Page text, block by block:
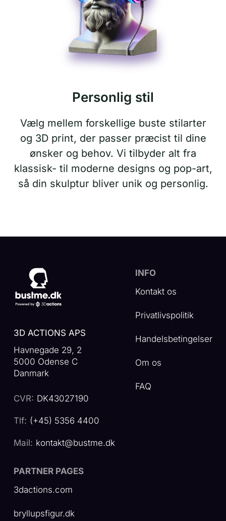
Personlig stil
Vælg mellem forskellige buste stilarter
og 3D print, der passer præcist til dine
ønsker og behov. Vi tilbyder alt fra
klassisk- til moderne designs og pop-art,
så din skulptur bliver unik og personlig.
3D ACTIONS APS
Havnegade 29, 2
5000 Odense C
Danmark
CVR: DK43027190
Tlf: (+45) 5356 4400
Mail: kontakt@bustme.dk
INFO
Kontakt os
Privatlivspolitik
Handelsbetingelser
Om os
FAQ
PARTNER PAGES
3dactions.com
bryllupsfigur.dk